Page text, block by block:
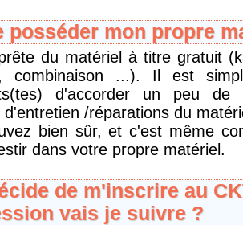
posséder mon propre
du matériel à titre gratuit
combinaison ...). Il est
d'accorder un peu
d'entretien /réparations du
bien sûr, et c'est même
dans votre propre matériel.
de m'inscrire au
vais je suivre ?